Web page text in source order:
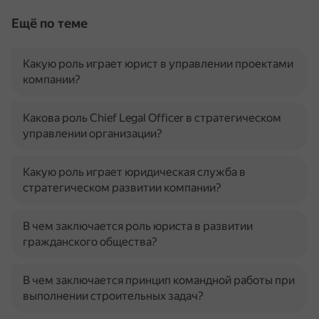
Ещё по теме
Какую роль играет юрист в управлении проектами
компании?
Какова роль Chief Legal Officer в стратегическом
управлении организации?
Какую роль играет юридическая служба в
стратегическом развитии компании?
В чем заключается роль юриста в развитии
гражданского общества?
В чем заключается принцип командной работы при
выполнении строительных задач?